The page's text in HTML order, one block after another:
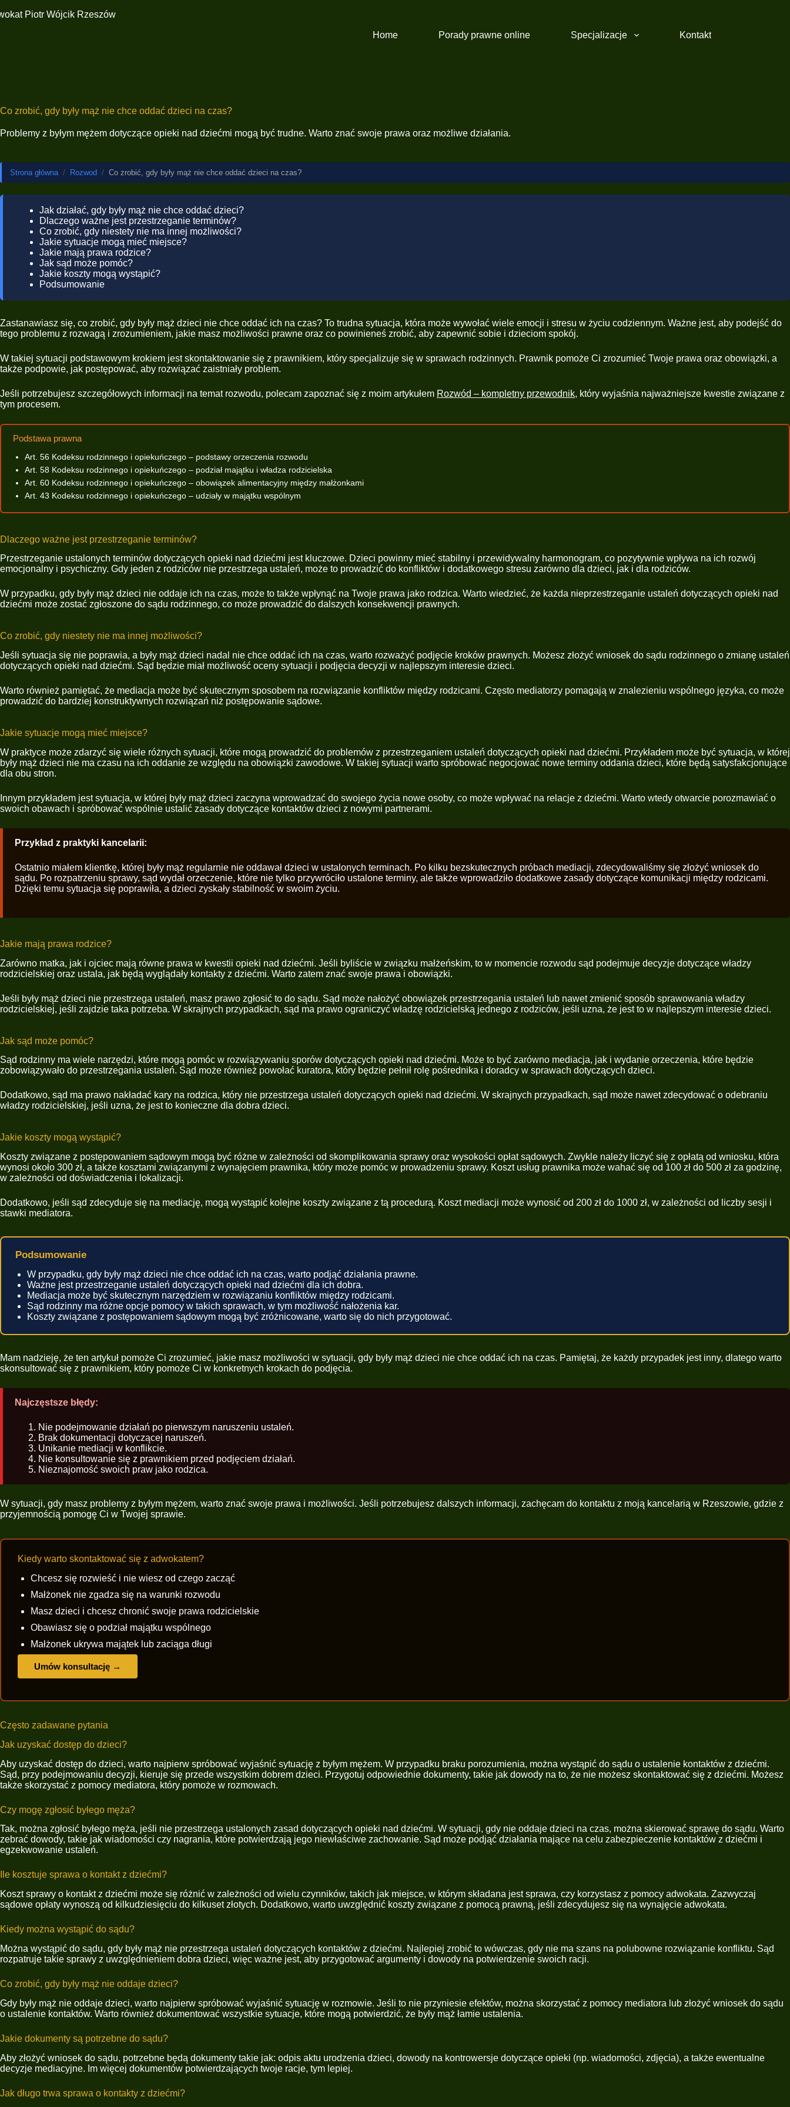
Home Porady prawne online Specjalizacje Kontakt
Co zrobić, gdy były mąż nie chce oddać dzieci na czas?
Problemy z byłym mężem dotyczące opieki nad dziećmi mogą być trudne. Warto znać swoje prawa oraz możliwe działania.
Strona główna / Rozwod / Co zrobić, gdy były mąż nie chce oddać dzieci na czas?
Jak działać, gdy były mąż nie chce oddać dzieci?
Dlaczego ważne jest przestrzeganie terminów?
Co zrobić, gdy niestety nie ma innej możliwości?
Jakie sytuacje mogą mieć miejsce?
Jakie mają prawa rodzice?
Jak sąd może pomóc?
Jakie koszty mogą wystąpić?
Podsumowanie
Zastanawiasz się, co zrobić, gdy były mąż dzieci nie chce oddać ich na czas? To trudna sytuacja, która może wywołać wiele emocji i stresu w życiu codziennym. Ważne jest, aby podejść do
tego problemu z rozwagą i zrozumieniem, jakie masz możliwości prawne oraz co powinieneś zrobić, aby zapewnić sobie i dzieciom spokój.
W takiej sytuacji podstawowym krokiem jest skontaktowanie się z prawnikiem, który specjalizuje się w sprawach rodzinnych. Prawnik pomoże Ci zrozumieć Twoje prawa oraz obowiązki, a
także podpowie, jak postępować, aby rozwiązać zaistniały problem.
Jeśli potrzebujesz szczegółowych informacji na temat rozwodu, polecam zapoznać się z moim artykułem Rozwód – kompletny przewodnik, który wyjaśnia najważniejsze kwestie związane z
tym procesem.
Podstawa prawna
Art. 56 Kodeksu rodzinnego i opiekuńczego – podstawy orzeczenia rozwodu
Art. 58 Kodeksu rodzinnego i opiekuńczego – podział majątku i władza rodzicielska
Art. 60 Kodeksu rodzinnego i opiekuńczego – obowiązek alimentacyjny między małżonkami
Art. 43 Kodeksu rodzinnego i opiekuńczego – udziały w majątku wspólnym
Dlaczego ważne jest przestrzeganie terminów?
Przestrzeganie ustalonych terminów dotyczących opieki nad dziećmi jest kluczowe. Dzieci powinny mieć stabilny i przewidywalny harmonogram, co pozytywnie wpływa na ich rozwój
emocjonalny i psychiczny. Gdy jeden z rodziców nie przestrzega ustaleń, może to prowadzić do konfliktów i dodatkowego stresu zarówno dla dzieci, jak i dla rodziców.
W przypadku, gdy były mąż dzieci nie oddaje ich na czas, może to także wpłynąć na Twoje prawa jako rodzica. Warto wiedzieć, że każda nieprzestrzeganie ustaleń dotyczących opieki nad
dziećmi może zostać zgłoszone do sądu rodzinnego, co może prowadzić do dalszych konsekwencji prawnych.
Co zrobić, gdy niestety nie ma innej możliwości?
Jeśli sytuacja się nie poprawia, a były mąż dzieci nadal nie chce oddać ich na czas, warto rozważyć podjęcie kroków prawnych. Możesz złożyć wniosek do sądu rodzinnego o zmianę ustaleń
dotyczących opieki nad dziećmi. Sąd będzie miał możliwość oceny sytuacji i podjęcia decyzji w najlepszym interesie dzieci.
Warto również pamiętać, że mediacja może być skutecznym sposobem na rozwiązanie konfliktów między rodzicami. Często mediatorzy pomagają w znalezieniu wspólnego języka, co może
prowadzić do bardziej konstruktywnych rozwiązań niż postępowanie sądowe.
Jakie sytuacje mogą mieć miejsce?
W praktyce może zdarzyć się wiele różnych sytuacji, które mogą prowadzić do problemów z przestrzeganiem ustaleń dotyczących opieki nad dziećmi. Przykładem może być sytuacja, w której
były mąż dzieci nie ma czasu na ich oddanie ze względu na obowiązki zawodowe. W takiej sytuacji warto spróbować negocjować nowe terminy oddania dzieci, które będą satysfakcjonujące
dla obu stron.
Innym przykładem jest sytuacja, w której były mąż dzieci zaczyna wprowadzać do swojego życia nowe osoby, co może wpływać na relacje z dziećmi. Warto wtedy otwarcie porozmawiać o
swoich obawach i spróbować wspólnie ustalić zasady dotyczące kontaktów dzieci z nowymi partnerami.
Przykład z praktyki kancelarii:
Ostatnio miałem klientkę, której były mąż regularnie nie oddawał dzieci w ustalonych terminach. Po kilku bezskutecznych próbach mediacji, zdecydowaliśmy się złożyć wniosek do
sądu. Po rozpatrzeniu sprawy, sąd wydał orzeczenie, które nie tylko przywróciło ustalone terminy, ale także wprowadziło dodatkowe zasady dotyczące komunikacji między rodzicami.
Dzięki temu sytuacja się poprawiła, a dzieci zyskały stabilność w swoim życiu.
Jakie mają prawa rodzice?
Zarówno matka, jak i ojciec mają równe prawa w kwestii opieki nad dziećmi. Jeśli byliście w związku małżeńskim, to w momencie rozwodu sąd podejmuje decyzje dotyczące władzy
rodzicielskiej oraz ustala, jak będą wyglądały kontakty z dziećmi. Warto zatem znać swoje prawa i obowiązki.
Jeśli były mąż dzieci nie przestrzega ustaleń, masz prawo zgłosić to do sądu. Sąd może nałożyć obowiązek przestrzegania ustaleń lub nawet zmienić sposób sprawowania władzy
rodzicielskiej, jeśli zajdzie taka potrzeba. W skrajnych przypadkach, sąd ma prawo ograniczyć władzę rodzicielską jednego z rodziców, jeśli uzna, że jest to w najlepszym interesie dzieci.
Jak sąd może pomóc?
Sąd rodzinny ma wiele narzędzi, które mogą pomóc w rozwiązywaniu sporów dotyczących opieki nad dziećmi. Może to być zarówno mediacja, jak i wydanie orzeczenia, które będzie
zobowiązywało do przestrzegania ustaleń. Sąd może również powołać kuratora, który będzie pełnił rolę pośrednika i doradcy w sprawach dotyczących dzieci.
Dodatkowo, sąd ma prawo nakładać kary na rodzica, który nie przestrzega ustaleń dotyczących opieki nad dziećmi. W skrajnych przypadkach, sąd może nawet zdecydować o odebraniu
władzy rodzicielskiej, jeśli uzna, że jest to konieczne dla dobra dzieci.
Jakie koszty mogą wystąpić?
Koszty związane z postępowaniem sądowym mogą być różne w zależności od skomplikowania sprawy oraz wysokości opłat sądowych. Zwykle należy liczyć się z opłatą od wniosku, która
wynosi około 300 zł, a także kosztami związanymi z wynajęciem prawnika, który może pomóc w prowadzeniu sprawy. Koszt usług prawnika może wahać się od 100 zł do 500 zł za godzinę,
w zależności od doświadczenia i lokalizacji.
Dodatkowo, jeśli sąd zdecyduje się na mediację, mogą wystąpić kolejne koszty związane z tą procedurą. Koszt mediacji może wynosić od 200 zł do 1000 zł, w zależności od liczby sesji i
stawki mediatora.
Podsumowanie
W przypadku, gdy były mąż dzieci nie chce oddać ich na czas, warto podjąć działania prawne.
Ważne jest przestrzeganie ustaleń dotyczących opieki nad dziećmi dla ich dobra.
Mediacja może być skutecznym narzędziem w rozwiązaniu konfliktów między rodzicami.
Sąd rodzinny ma różne opcje pomocy w takich sprawach, w tym możliwość nałożenia kar.
Koszty związane z postępowaniem sądowym mogą być zróżnicowane, warto się do nich przygotować.
Mam nadzieję, że ten artykuł pomoże Ci zrozumieć, jakie masz możliwości w sytuacji, gdy były mąż dzieci nie chce oddać ich na czas. Pamiętaj, że każdy przypadek jest inny, dlatego warto
skonsultować się z prawnikiem, który pomoże Ci w konkretnych krokach do podjęcia.
Najczęstsze błędy:
Nie podejmowanie działań po pierwszym naruszeniu ustaleń.
Brak dokumentacji dotyczącej naruszeń.
Unikanie mediacji w konflikcie.
Nie konsultowanie się z prawnikiem przed podjęciem działań.
Nieznajomość swoich praw jako rodzica.
W sytuacji, gdy masz problemy z byłym mężem, warto znać swoje prawa i możliwości. Jeśli potrzebujesz dalszych informacji, zachęcam do kontaktu z moją kancelarią w Rzeszowie, gdzie z
przyjemnością pomogę Ci w Twojej sprawie.
Kiedy warto skontaktować się z adwokatem?
Chcesz się rozwieść i nie wiesz od czego zacząć
Małżonek nie zgadza się na warunki rozwodu
Masz dzieci i chcesz chronić swoje prawa rodzicielskie
Obawiasz się o podział majątku wspólnego
Małżonek ukrywa majątek lub zaciąga długi
Umów konsultację →
Często zadawane pytania
Jak uzyskać dostęp do dzieci?
Aby uzyskać dostęp do dzieci, warto najpierw spróbować wyjaśnić sytuację z byłym mężem. W przypadku braku porozumienia, można wystąpić do sądu o ustalenie kontaktów z dziećmi.
Sąd, przy podejmowaniu decyzji, kieruje się przede wszystkim dobrem dzieci. Przygotuj odpowiednie dokumenty, takie jak dowody na to, że nie możesz skontaktować się z dziećmi. Możesz
także skorzystać z pomocy mediatora, który pomoże w rozmowach.
Czy mogę zgłosić byłego męża?
Tak, można zgłosić byłego męża, jeśli nie przestrzega ustalonych zasad dotyczących opieki nad dziećmi. W sytuacji, gdy nie oddaje dzieci na czas, można skierować sprawę do sądu. Warto
zebrać dowody, takie jak wiadomości czy nagrania, które potwierdzają jego niewłaściwe zachowanie. Sąd może podjąć działania mające na celu zabezpieczenie kontaktów z dziećmi i
egzekwowanie ustaleń.
Ile kosztuje sprawa o kontakt z dziećmi?
Koszt sprawy o kontakt z dziećmi może się różnić w zależności od wielu czynników, takich jak miejsce, w którym składana jest sprawa, czy korzystasz z pomocy adwokata. Zazwyczaj
sądowe opłaty wynoszą od kilkudziesięciu do kilkuset złotych. Dodatkowo, warto uwzględnić koszty związane z pomocą prawną, jeśli zdecydujesz się na wynajęcie adwokata.
Kiedy można wystąpić do sądu?
Można wystąpić do sądu, gdy były mąż nie przestrzega ustaleń dotyczących kontaktów z dziećmi. Najlepiej zrobić to wówczas, gdy nie ma szans na polubowne rozwiązanie konfliktu. Sąd
rozpatruje takie sprawy z uwzględnieniem dobra dzieci, więc ważne jest, aby przygotować argumenty i dowody na potwierdzenie swoich racji.
Co zrobić, gdy były mąż nie oddaje dzieci?
Gdy były mąż nie oddaje dzieci, warto najpierw spróbować wyjaśnić sytuację w rozmowie. Jeśli to nie przyniesie efektów, można skorzystać z pomocy mediatora lub złożyć wniosek do sądu
o ustalenie kontaktów. Warto również dokumentować wszystkie sytuacje, które mogą potwierdzić, że były mąż łamie ustalenia.
Jakie dokumenty są potrzebne do sądu?
Aby złożyć wniosek do sądu, potrzebne będą dokumenty takie jak: odpis aktu urodzenia dzieci, dowody na kontrowersje dotyczące opieki (np. wiadomości, zdjęcia), a także ewentualne
decyzje mediacyjne. Im więcej dokumentów potwierdzających twoje racje, tym lepiej.
Jak długo trwa sprawa o kontakty z dziećmi?